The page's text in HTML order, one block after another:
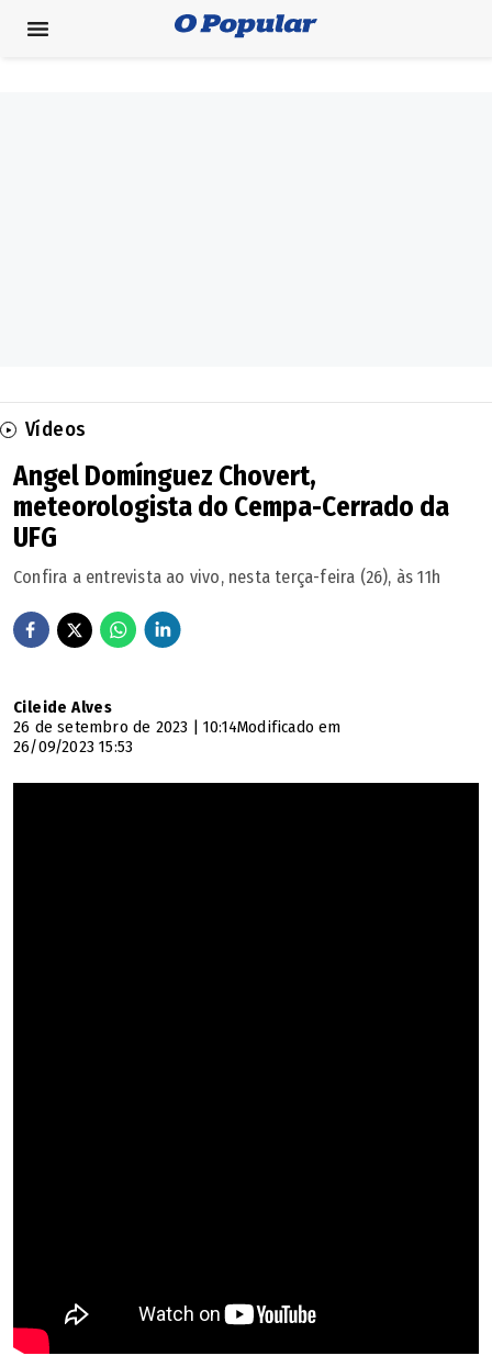
Vídeos
Angel Domínguez Chovert,
meteorologista do Cempa-Cerrado da
UFG
Confira a entrevista ao vivo, nesta terça-feira (26), às 11h
Cileide Alves
26 de setembro de 2023 | 10:14Modificado em
26/09/2023 15:53